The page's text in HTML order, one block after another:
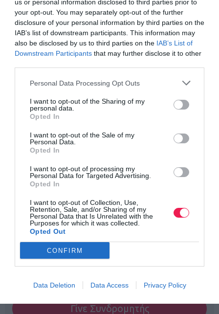
us or personal information disclosed to third parties prior to
your opt-out. You may separately opt-out of the further
disclosure of your personal information by third parties on the
IAB’s list of downstream participants. This information may
also be disclosed by us to third parties on the IAB’s List of
Downstream Participants that may further disclose it to other
Personal Data Processing Opt Outs
I want to opt-out of the Sharing of my
personal data.
Opted In
I want to opt-out of the Sale of my
Personal Data.
Opted In
I want to opt-out of processing my
Personal Data for Targeted Advertising.
Opted In
I want to opt-out of Collection, Use,
Retention, Sale, and/or Sharing of my
Personal Data that Is Unrelated with the
Purposes for which it was collected.
Opted Out
CONFIRM
Data Deletion Data Access Privacy Policy
Γίνε Συνδρομητής